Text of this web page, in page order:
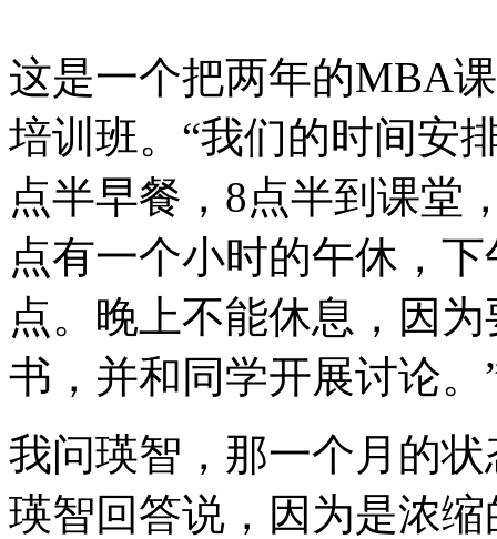
这是一个把两年的MBA
培训班。“我们的时间安
点半早餐，8点半到课堂
点有一个小时的午休，
点。晚上不能休息，因为
书，并和同学开展讨论。
我问瑛智，那一个月的
瑛智回答说，因为是浓